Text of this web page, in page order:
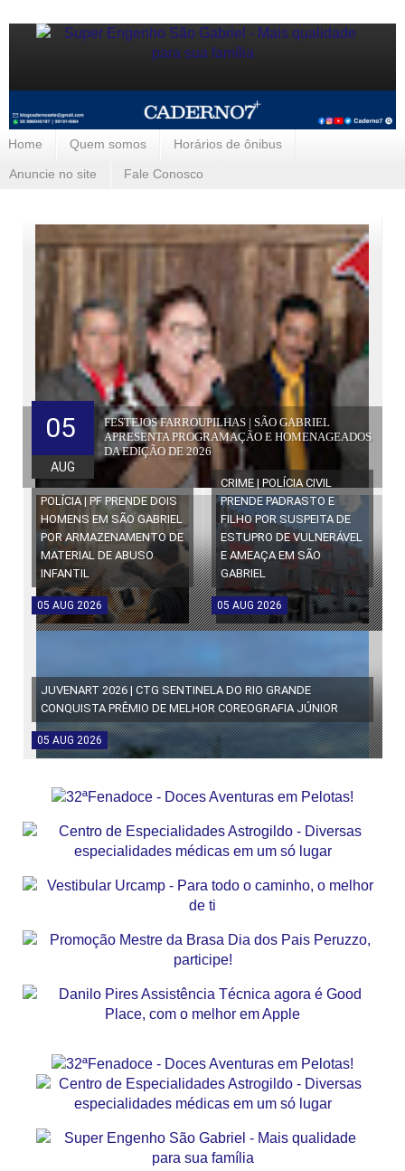
Home Quem somos Horários de ônibus
Anuncie no site Fale Conosco
FESTEJOS FARROUPILHAS | SÃO GABRIEL
APRESENTA PROGRAMAÇÃO E HOMENAGEADOS
DA EDIÇÃO DE 2026
05
AUG
POLÍCIA | PF PRENDE DOIS
HOMENS EM SÃO GABRIEL
POR ARMAZENAMENTO DE
MATERIAL DE ABUSO
INFANTIL
05 AUG 2026
CRIME | POLÍCIA CIVIL
PRENDE PADRASTO E
FILHO POR SUSPEITA DE
ESTUPRO DE VULNERÁVEL
E AMEAÇA EM SÃO
GABRIEL
05 AUG 2026
JUVENART 2026 | CTG SENTINELA DO RIO GRANDE
CONQUISTA PRÊMIO DE MELHOR COREOGRAFIA JÚNIOR
05 AUG 2026